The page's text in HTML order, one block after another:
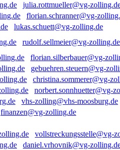
julia.rottmueller@vg-
florian.schranner@vg-
lukas.schuett@vg-zolling.de
rudolf.sellmeier@vg-zolling.de
florian.silberbauer@vg-
gebuehren.steuern@vg-
christina.sommerer@vg-
norbert.sonnhuetter@vg-
vhs-zolling@vhs-moosburg.de
finanzen@vg-zolling.de
vollstreckungsstelle@vg-
daniel.vrhovnik@vg-